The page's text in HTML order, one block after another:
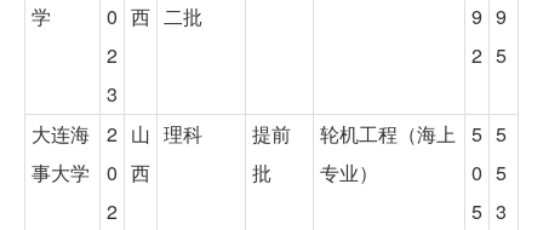
学
0
2
3
西 二批
9
2
9
5
大连海
事大学
2
0
2
山
西
理科
提前
批
轮机工程（海上
专业）
5
0
5
5
5
3